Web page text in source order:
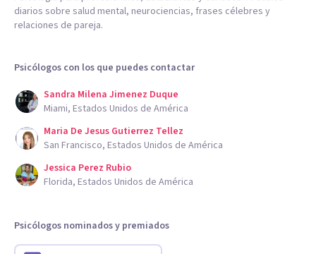
diarios sobre salud mental, neurociencias, frases célebres y
relaciones de pareja.
Psicólogos con los que puedes contactar
Sandra Milena Jimenez Duque
Miami, Estados Unidos de América
Maria De Jesus Gutierrez Tellez
San Francisco, Estados Unidos de América
Jessica Perez Rubio
Florida, Estados Unidos de América
Psicólogos nominados y premiados